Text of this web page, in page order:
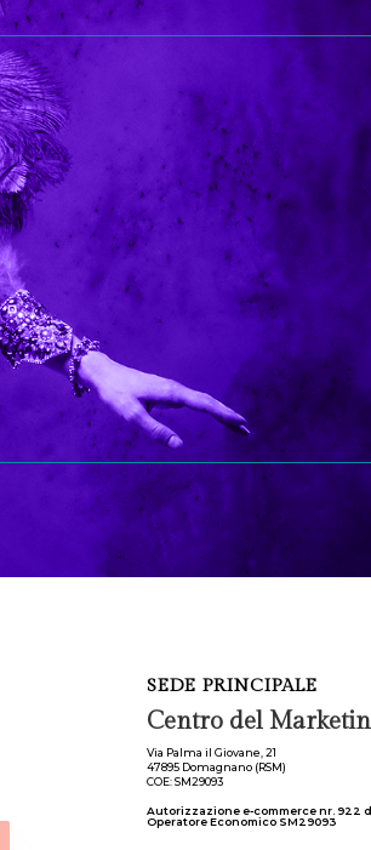
SEDE PRINCIPALE
Centro del
Via Palma il Giovane, 21
47895 Domagnano (RSM)
COE: SM29093
Autorizzazione e-commerce nr. 922
Operatore Economico SM29093